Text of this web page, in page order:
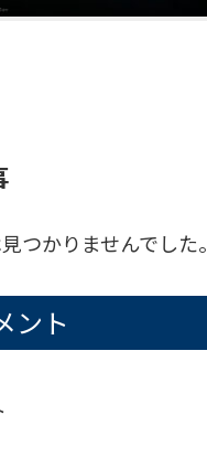
つかりませんでした。
ント